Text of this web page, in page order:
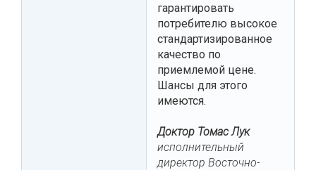
гарантировать
потребителю высокое
стандартизированное
качество по
приемлемой цене.
Шансы для этого
имеются.
Доктор Томас Лук
исполнительный
директор Восточно-